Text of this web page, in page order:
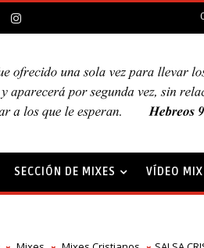
SECCIÓN DE MIXES VÍDEO MIX